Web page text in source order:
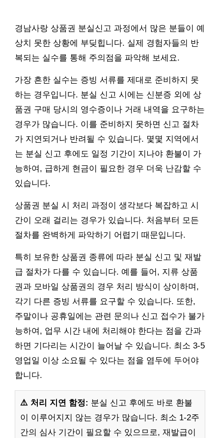
경남사랑 상품권 분실신고 과정에서 많은 분들이 예
상치 못한 상황에 부딪힙니다. 실제 경험자들의 반
복되는 실수를 통해 주의점을 파악해 보세요.
가장 흔한 실수는 증빙 서류를 제대로 준비하지 못
하는 경우입니다. 분실 신고 시에는 신분증 외에 상
품권 구매 당시의 영수증이나 거래 내역을 요구하는
경우가 많습니다. 이를 준비하지 못하면 신고 절차
가 지연되거나 반려될 수 있습니다. 몇몇 지역에서
는 분실 신고 후에도 일정 기간이 지나야 환불이 가
능하여, 급하게 현금이 필요한 경우 더욱 난감할 수
있습니다.
상품권 분실 시 처리 과정이 생각보다 복잡하고 시
간이 오래 걸리는 경우가 있습니다. 처음부터 모든
절차를 완벽하게 파악하기 어렵기 때문입니다.
특히 보유한 상품권 종류에 따라 분실 신고 및 재발
급 절차가 다를 수 있습니다. 예를 들어, 지류 상품
권과 모바일 상품권의 경우 처리 방식이 상이하며,
각기 다른 증빙 서류를 요구할 수 있습니다. 또한,
주말이나 공휴일에는 관련 문의나 신고 접수가 불가
능하여, 업무 시간 내에 처리해야 한다는 점을 간과
하면 기다리는 시간이 늘어날 수 있습니다. 최소 3-5
영업일 이상 소요될 수 있다는 점을 염두에 두어야
합니다.
⚠️ 처리 지연 함정: 분실 신고 후에도 바로 환불
이 이루어지지 않는 경우가 많습니다. 최소 1-2주
간의 심사 기간이 필요할 수 있으므로, 재발급이